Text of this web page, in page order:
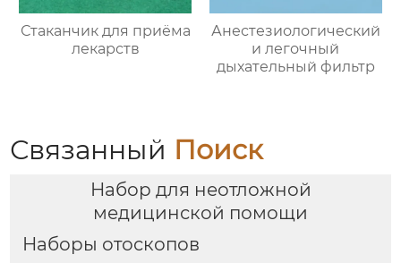
Стаканчик для приёма
лекарств
Анестезиологический
и легочный
дыхательный фильтр
Связанный Поиск
Набор для неотложной
медицинской помощи
Наборы отоскопов